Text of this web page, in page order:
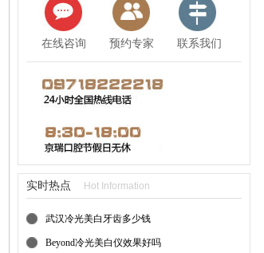
在线咨询 预约专家 联系我们
实时热点 Hot Information
武汉冷光美白牙齿多少钱
Beyond冷光美白仪效果好吗